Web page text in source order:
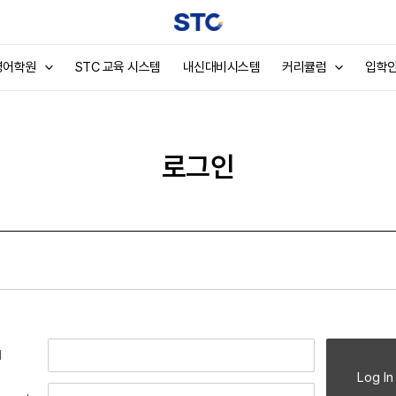
학원 STC 교육 시스템 내신대비시스템 커리큘럼 입학
로그인
Log In